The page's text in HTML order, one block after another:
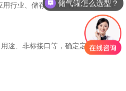
用行业、储存介质定制各种不同的储
途、非标接口等，确定定制需求。
储气罐怎么选型？